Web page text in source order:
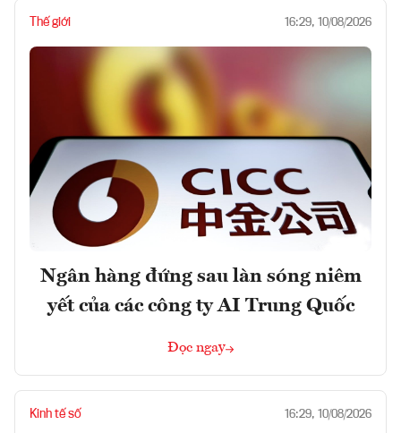
Thế giới 16:29, 10/08/2026
Ngân hàng đứng sau làn sóng niêm
yết của các công ty AI Trung Quốc
Đọc ngay
Kinh tế số 16:29, 10/08/2026